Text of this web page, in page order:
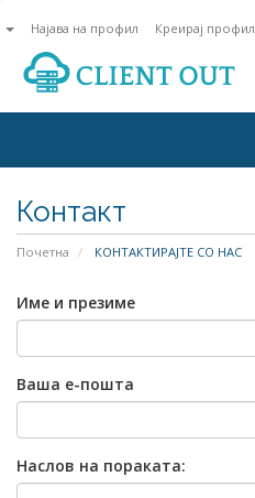
Најава на профил Креирај профил
Контакт
Почетна КОНТАКТИРАЈТЕ СО НАС
Име и презиме
Ваша е-пошта
Наслов на пораката: